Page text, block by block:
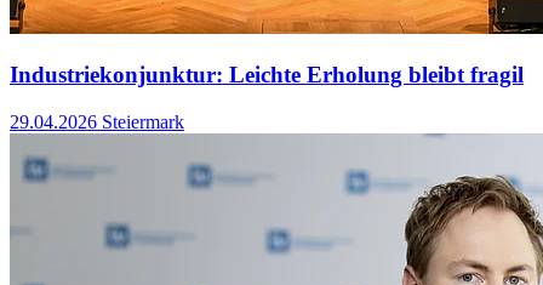
Industriekonjunktur: Leichte Erholung bleibt fragil
29.04.2026 Steiermark